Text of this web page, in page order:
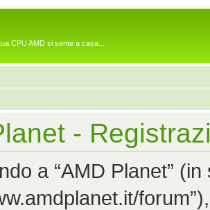
CPU AMD si sente a casa...
-
a “AMD Planet” (in